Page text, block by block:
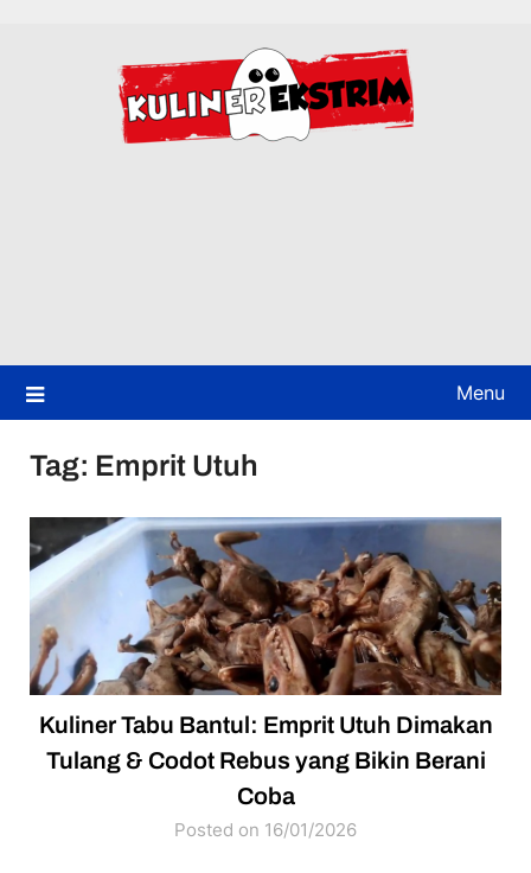
Menu
Tag: Emprit Utuh
Kuliner Tabu Bantul: Emprit Utuh Dimakan
Tulang & Codot Rebus yang Bikin Berani
Coba
Posted on 16/01/2026